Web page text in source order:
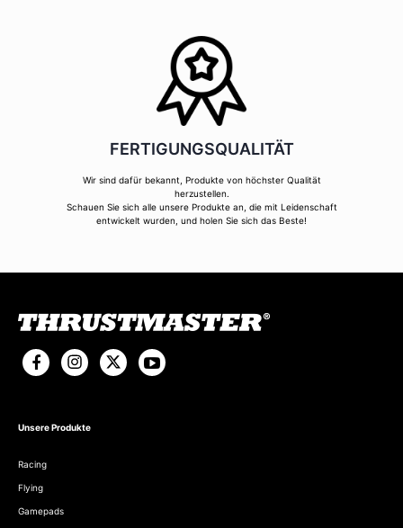
FERTIGUNGSQUALITÄT
Wir sind dafür bekannt, Produkte von höchster Qualität
herzustellen.
Schauen Sie sich alle unsere Produkte an, die mit Leidenschaft
entwickelt wurden, und holen Sie sich das Beste!
Unsere Produkte
Racing
Flying
Gamepads